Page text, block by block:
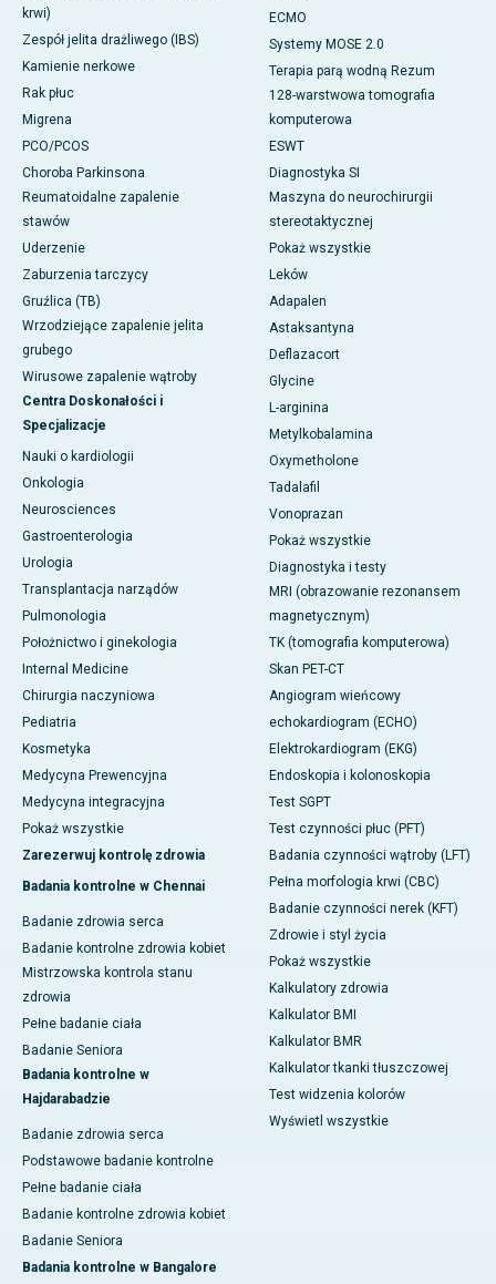
krwi)
Zespół jelita drażliwego (IBS)
Kamienie nerkowe
Rak płuc
Migrena
PCO/PCOS
Choroba Parkinsona
Reumatoidalne zapalenie
stawów
Uderzenie
Zaburzenia tarczycy
Gruźlica (TB)
Wrzodziejące zapalenie jelita
grubego
Wirusowe zapalenie wątroby
Centra Doskonałości i
Specjalizacje
Nauki o kardiologii
Onkologia
Neurosciences
Gastroenterologia
Urologia
Transplantacja narządów
Pulmonologia
Położnictwo i ginekologia
Internal Medicine
Chirurgia naczyniowa
Pediatria
Kosmetyka
Medycyna Prewencyjna
Medycyna integracyjna
Pokaż wszystkie
Zarezerwuj kontrolę zdrowia
Badania kontrolne w Chennai
Badanie zdrowia serca
Badanie kontrolne zdrowia kobiet
Mistrzowska kontrola stanu
zdrowia
Pełne badanie ciała
Badanie Seniora
Badania kontrolne w
Hajdarabadzie
Badanie zdrowia serca
Podstawowe badanie kontrolne
Pełne badanie ciała
Badanie kontrolne zdrowia kobiet
Badanie Seniora
Badania kontrolne w Bangalore
ECMO
Systemy MOSE 2.0
Terapia parą wodną Rezum
128-warstwowa tomografia
komputerowa
ESWT
Diagnostyka SI
Maszyna do neurochirurgii
stereotaktycznej
Pokaż wszystkie
Leków
Adapalen
Astaksantyna
Deflazacort
Glycine
L-arginina
Metylkobalamina
Oxymetholone
Tadalafil
Vonoprazan
Pokaż wszystkie
Diagnostyka i testy
MRI (obrazowanie rezonansem
magnetycznym)
TK (tomografia komputerowa)
Skan PET-CT
Angiogram wieńcowy
echokardiogram (ECHO)
Elektrokardiogram (EKG)
Endoskopia i kolonoskopia
Test SGPT
Test czynności płuc (PFT)
Badania czynności wątroby (LFT)
Pełna morfologia krwi (CBC)
Badanie czynności nerek (KFT)
Zdrowie i styl życia
Pokaż wszystkie
Kalkulatory zdrowia
Kalkulator BMI
Kalkulator BMR
Kalkulator tkanki tłuszczowej
Test widzenia kolorów
Wyświetl wszystkie